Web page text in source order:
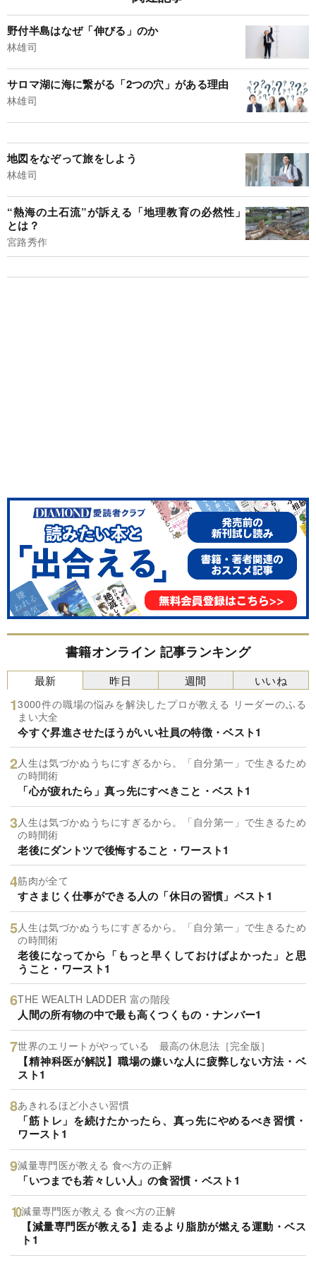
野付半島はなぜ「伸びる」のか
林雄司
サロマ湖に海に繋がる「2つの穴」がある理由
林雄司
地図をなぞって旅をしよう
林雄司
“熱海の土石流”が訴える「地理教育の必然性」
とは？
宮路秀作
書籍オンライン 記事ランキング
最新
3000件の職場の悩みを解決したプロが教える リーダーのふる
まい大全
今すぐ昇進させたほうがいい社員の特徴・ベスト1
人生は気づかぬうちにすぎるから。「自分第一」で生きるため
の時間術
「心が疲れたら」真っ先にすべきこと・ベスト1
人生は気づかぬうちにすぎるから。「自分第一」で生きるため
の時間術
老後にダントツで後悔すること・ワースト1
筋肉が全て
すさまじく仕事ができる人の「休日の習慣」ベスト1
人生は気づかぬうちにすぎるから。「自分第一」で生きるため
の時間術
老後になってから「もっと早くしておけばよかった」と思
うこと・ワースト1
THE WEALTH LADDER 富の階段
人間の所有物の中で最も高くつくもの・ナンバー1
世界のエリートがやっている 最高の休息法［完全版］
【精神科医が解説】職場の嫌いな人に疲弊しない方法・ベ
スト1
あきれるほど小さい習慣
「筋トレ」を続けたかったら、真っ先にやめるべき習慣・
ワースト1
減量専門医が教える 食べ方の正解
「いつまでも若々しい人」の食習慣・ベスト1
減量専門医が教える 食べ方の正解
【減量専門医が教える】走るより脂肪が燃える運動・ベス
ト1
昨日 週間 いいね